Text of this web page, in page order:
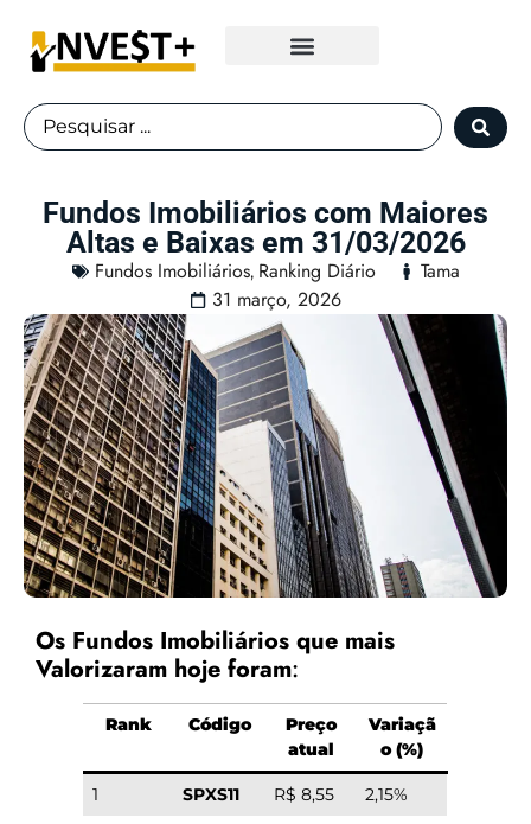
Fundos Imobiliários com Maiores
Altas e Baixas em 31/03/2026
Fundos Imobiliários, Ranking Diário
Tama
31 março, 2026
Os Fundos Imobiliários que mais
Valorizaram hoje foram:
Rank Código
Preço
atual
Variaçã
o (%)
1 SPXS11 R$ 8,55
2,15%